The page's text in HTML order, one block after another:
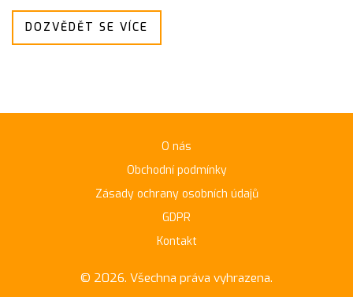
a jejich všestranné použití.
DOZVĚDĚT SE VÍCE
O nás
Obchodní podmínky
Zásady ochrany osobních údajů
GDPR
Kontakt
© 2026. Všechna práva vyhrazena.